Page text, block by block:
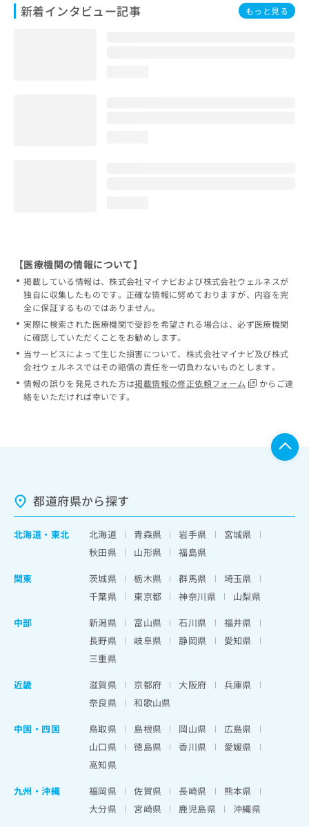
新着インタビュー記事 もっと見る
【医療機関の情報について】
掲載している情報は、株式会社マイナビおよび株式会社ウェルネスが
独自に収集したものです。正確な情報に努めておりますが、内容を完
全に保証するものではありません。
実際に検索された医療機関で受診を希望される場合は、必ず医療機関
に確認していただくことをお勧めします。
当サービスによって生じた損害について、株式会社マイナビ及び株式
会社ウェルネスではその賠償の責任を一切負わないものとします。
情報の誤りを発見された方は掲載情報の修正依頼フォーム
からご連
絡をいただければ幸いです。
都道府県から探す
北海道 ・ 東北 北海道 青森県 岩手県
宮城県
秋田県
山形県
福島県
関東
茨城県 栃木県 群馬県
埼玉県
千葉県
東京都 神奈川県
山梨県
中部
新潟県 富山県 石川県
福井県
長野県
岐阜県 静岡県
愛知県
三重県
近畿
滋賀県 京都府 大阪府
兵庫県
奈良県
和歌山県
中国・四国
鳥取県 島根県 岡山県
広島県
山口県
徳島県 香川県
愛媛県
高知県
九州・沖縄
福岡県 佐賀県 長崎県
熊本県
大分県
宮崎県 鹿児島県 沖縄県